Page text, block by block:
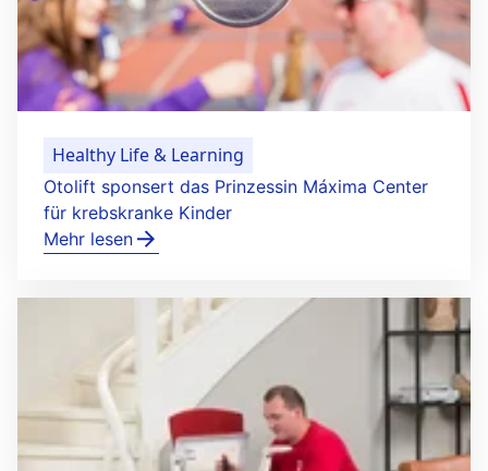
Healthy Life & Learning
Otolift sponsert das Prinzessin Máxima Center
für krebskranke Kinder
Mehr lesen